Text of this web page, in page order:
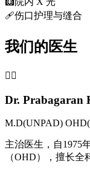
🩹伤口护理与缝合
我们的医生
👨‍⚕️
Dr. Prabagaran
M.D(UNPAD)
主治医生，自1975
（OHD），擅长全